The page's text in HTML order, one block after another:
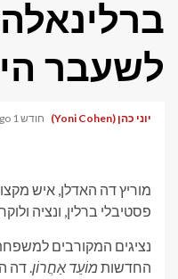
ברלינאלה
לשעבר היה
יוני כהן (Yoni Cohen) חודש 1 ago
מוריץ דה האדלן, איש
פסטיבלי ברלין, ונציה
נציגים המקורבים
החדשות מוֹעֵד אַחֲרוֹן